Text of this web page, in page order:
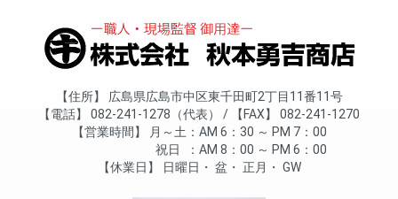
住所
広島県広島市中区東千田町2丁目11番11号
電話
082-241-1278（代表） FAX
082-241-1270
営業時間
月～土
AM 6：30 ～ PM 7：00
祝日
AM 8：00 ～ PM 6：00
休業日
日曜日 盆 正月 GW